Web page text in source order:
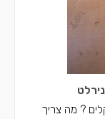
? מה צריך